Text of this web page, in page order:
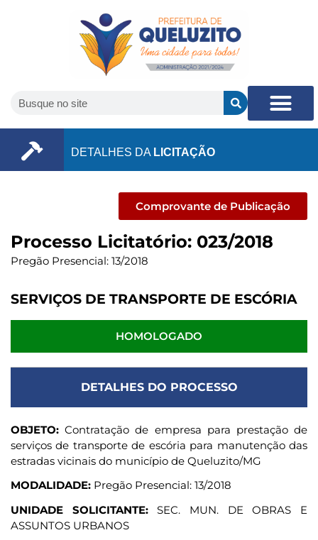
DETALHES DA LICITAÇÃO
Comprovante de Publicação
Processo Licitatório: 023/2018
Pregão Presencial: 13/2018
SERVIÇOS DE TRANSPORTE DE ESCÓRIA
HOMOLOGADO
DETALHES DO PROCESSO
OBJETO: Contratação de empresa para prestação de
serviços de transporte de escória para manutenção das
estradas vicinais do município de Queluzito/MG
MODALIDADE: Pregão Presencial: 13/2018
UNIDADE SOLICITANTE:SEC. MUN. DE OBRAS E
ASSUNTOS URBANOS